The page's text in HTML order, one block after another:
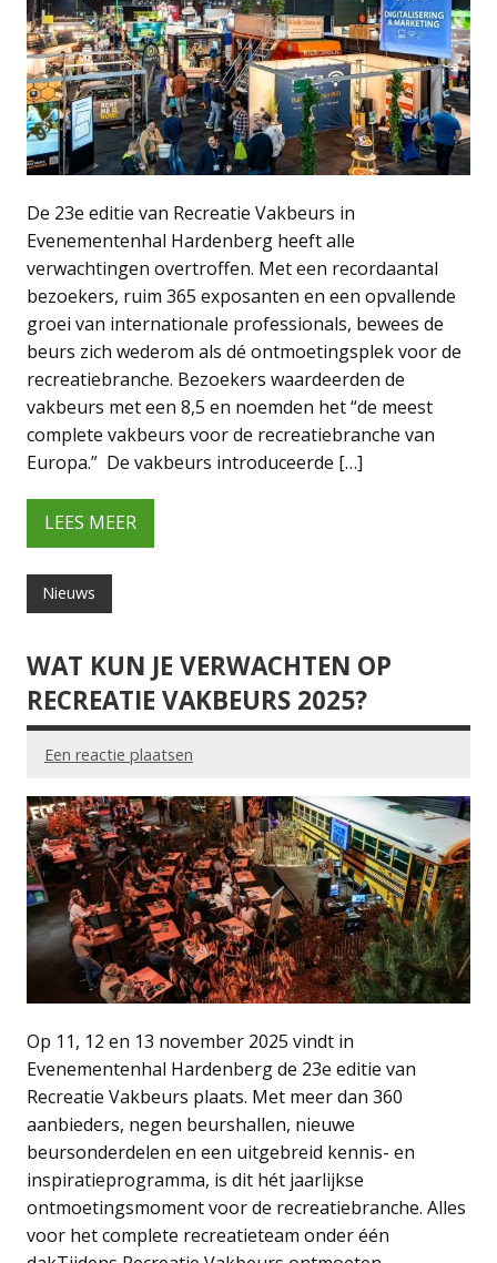
De 23e editie van Recreatie Vakbeurs in
Evenementenhal Hardenberg heeft alle
verwachtingen overtroffen. Met een recordaantal
bezoekers, ruim 365 exposanten en een opvallende
groei van internationale professionals, bewees de
beurs zich wederom als dé ontmoetingsplek voor de
recreatiebranche. Bezoekers waardeerden de
vakbeurs met een 8,5 en noemden het “de meest
complete vakbeurs voor de recreatiebranche van
Europa.” De vakbeurs introduceerde […]
LEES MEER
Nieuws
WAT KUN JE VERWACHTEN OP
RECREATIE VAKBEURS 2025?
Een reactie plaatsen
Op 11, 12 en 13 november 2025 vindt in
Evenementenhal Hardenberg de 23e editie van
Recreatie Vakbeurs plaats. Met meer dan 360
aanbieders, negen beurshallen, nieuwe
beursonderdelen en een uitgebreid kennis- en
inspiratieprogramma, is dit hét jaarlijkse
ontmoetingsmoment voor de recreatiebranche. Alles
voor het complete recreatieteam onder één